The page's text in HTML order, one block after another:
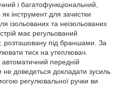
і багатофункціональний,
інструмент для зачистки
ізольованих та неізольованих
має регульований
розташовану під браншами. За
тиск на утеплювач.
передній
доведеться докладати зусиль
регулювальної ручки ви